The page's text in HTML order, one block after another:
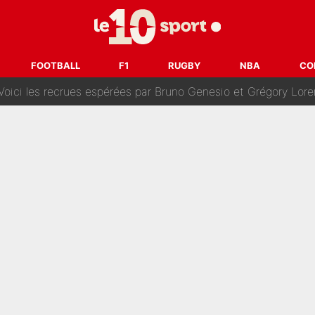
FOOTBALL F1 RUGBY NBA
le PSG : Un gros club étranger prêt à relancer le feuilleton pour la
: Les révélations de la famille Zidane sur sa prise de
les recrues espérées par Bruno Genesio et Grégory